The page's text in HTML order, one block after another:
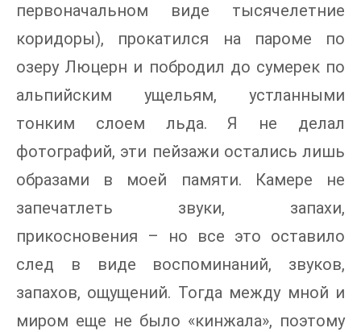
первоначальном виде тысячелетние
коридоры), прокатился на пароме по
озеру Люцерн и побродил до сумерек по
альпийским ущельям, устланными
тонким слоем льда. Я не делал
фотографий, эти пейзажи остались лишь
образами в моей памяти. Камере не
запечатлеть звуки, запахи,
прикосновения – но все это оставило
след в виде воспоминаний, звуков,
запахов, ощущений. Тогда между мной и
миром еще не было «кинжала», поэтому